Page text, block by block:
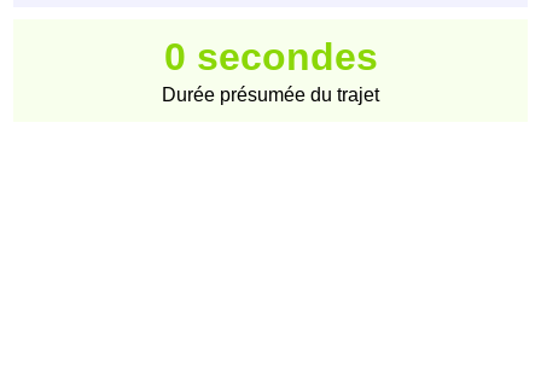
0 secondes
Durée présumée du trajet